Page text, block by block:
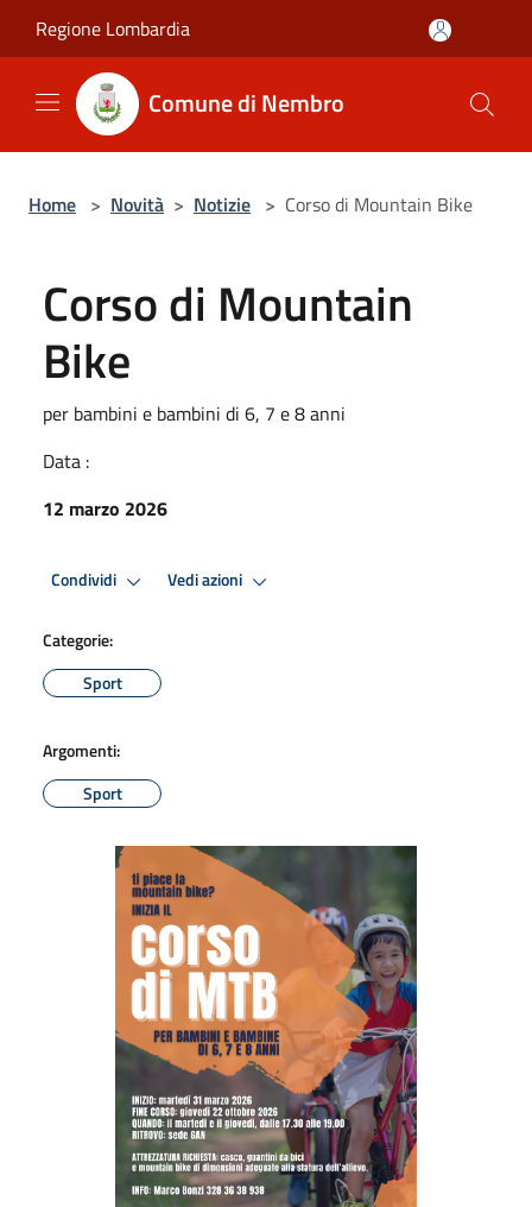
Regione Lombardia
Comune di Nembro
Home > Novità > Notizie > Corso di Mountain Bike
Corso di Mountain
Bike
per bambini e bambini di 6, 7 e 8 anni
Data :
12 marzo 2026
Condividi Vedi azioni
Categorie:
Sport
Argomenti:
Sport